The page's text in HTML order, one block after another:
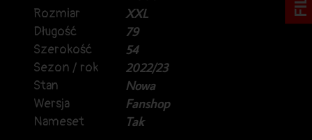
Rozmiar
XXL
Długość
79
Szerokość
54
Sezon / rok
2022/23
Stan
Nowa
Wersja
Fanshop
Nameset
Tak